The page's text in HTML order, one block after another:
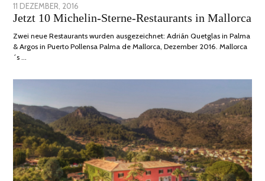
POSTED
ON
11 DEZEMBER, 2016
JUNI,
Jetzt 10 Michelin-Sterne-Restaurants in Mallorca
Zwei neue Restaurants wurden ausgezeichnet: Adrián Quetglas in Palma
& Argos in Puerto Pollensa Palma de Mallorca, Dezember 2016. Mallorca
´s …